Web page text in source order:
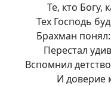
Те, кто Богу,
Тех Господь
Брахман
Перестал
Вспомнил
И доверие